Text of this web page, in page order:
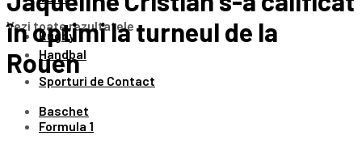
Rugby
Sporturi de Contact
Formula 1
Handbal
Baschet
Vezi toate rezultatele
în optimi la turneul de la
Rouen